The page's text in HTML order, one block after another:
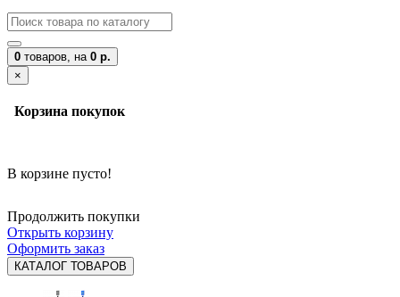
0 товаров, на 0 р.
×
Корзина покупок
В корзине пусто!
Продолжить покупки
Открыть корзину
Оформить заказ
КАТАЛОГ ТОВАРОВ